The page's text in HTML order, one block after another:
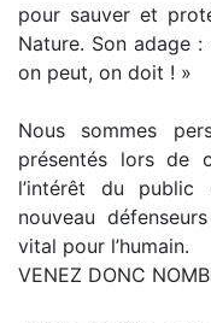
pour sauver et
Nature. Son adage
on peut, on doit ! »
Nous sommes
présentés lors de
l’intérêt du public
nouveau
vital pour l’humain.
VENEZ DONC